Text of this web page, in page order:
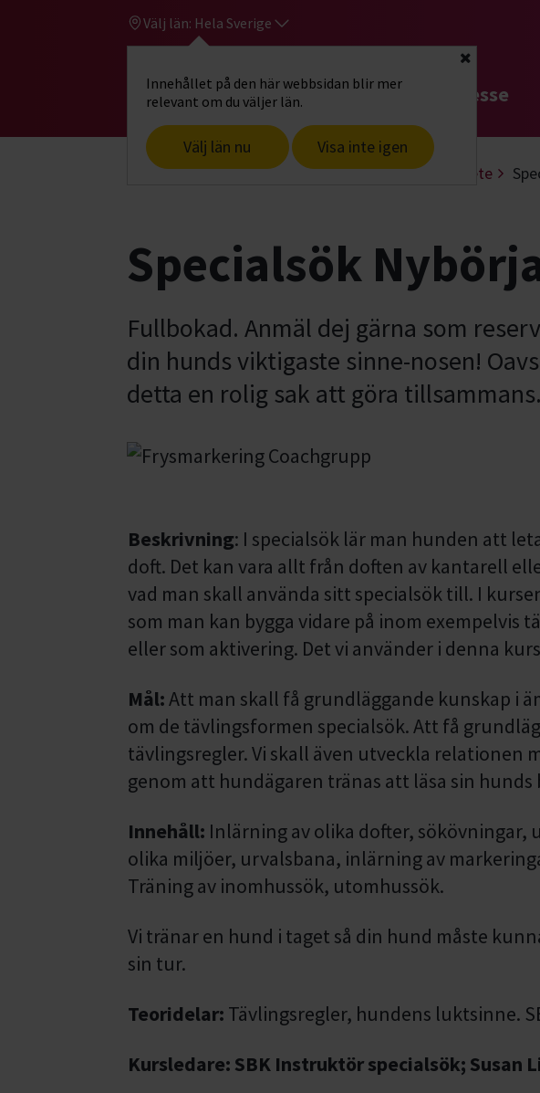
Välj län: Hela Sverige
Innehållet på den här webbsidan blir mer
relevant om du väljer län.
Välj län nu Visa inte igen
Stäng
Gå till studiefrämjandets startsidaHitta intresse
Start Hitta intresse Hund & husdjur Nosarbete
Specialsök
Fullbokad. Anmäl dej gärna som
din hunds viktigaste sinne-nosen!
detta en rolig sak att göra tillsammans.
Beskrivning: I specialsök lär man hunden att
doft. Det kan vara allt från doften av kantarell
vad man skall använda sitt specialsök till. I
som man kan bygga vidare på inom exempelvis
eller som aktivering. Det vi använder i denna
Mål:Att man skall få grundläggande kunskap i
om de tävlingsformen specialsök. Att få
tävlingsregler. Vi skall även utveckla relationen
genom att hundägaren tränas att läsa sin hunds
Innehåll: Inlärning av olika dofter,
olika miljöer, urvalsbana, inlärning av
Träning av inomhussök, utomhussök.
Vi tränar en hund i taget så din hund måste
sin tur.
Teoridelar: Tävlingsregler, hundens luktsinne.
Kursledare: SBK Instruktör specialsök; Susan